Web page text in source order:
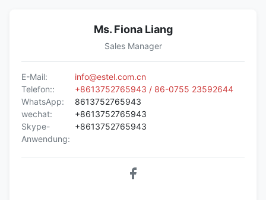
Ms. Fiona Liang
Sales Manager
E-Mail:
info@estel.com.cn
Telefon::
+8613752765943 / 86-0755 23592644
WhatsApp:
8613752765943
wechat:
+8613752765943
Skype-
Anwendung:
+8613752765943